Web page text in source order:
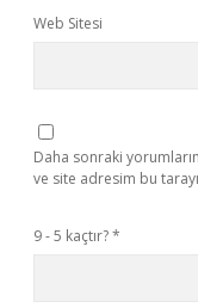
Web Sitesi
Daha sonraki
ve site adresim bu
9 - 5 kaçtır?*